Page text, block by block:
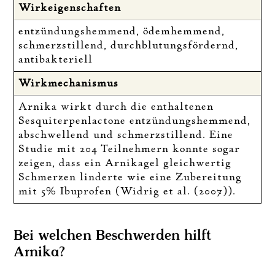
Wirkeigenschaften
entzündungshemmend, ödemhemmend,
schmerzstillend, durchblutungsfördernd,
antibakteriell
Wirkmechanismus
Arnika wirkt durch die enthaltenen
Sesquiterpenlactone entzündungshemmend,
abschwellend und schmerzstillend. Eine
Studie mit 204 Teilnehmern konnte sogar
zeigen, dass ein Arnikagel gleichwertig
Schmerzen linderte wie eine Zubereitung
mit 5% Ibuprofen (Widrig et al. (2007)).
Bei welchen Beschwerden hilft
Arnika?